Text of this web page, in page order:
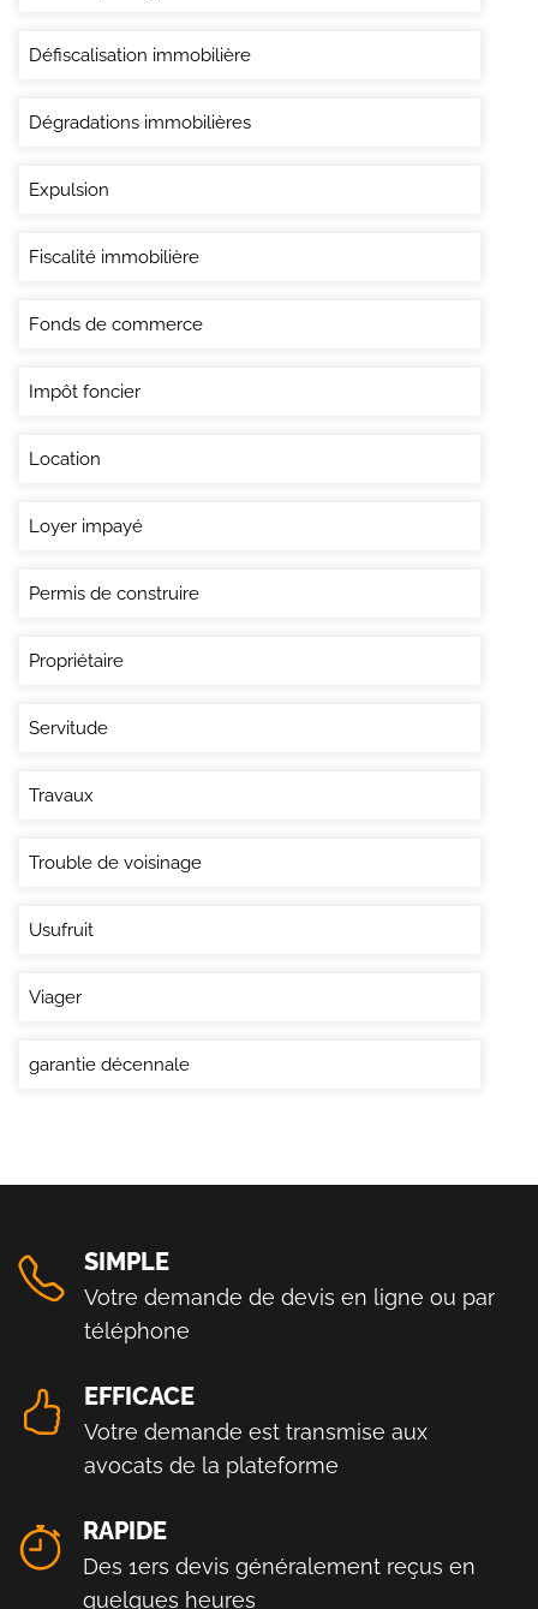
Défiscalisation immobilière
Dégradations immobilières
Expulsion
Fiscalité immobilière
Fonds de commerce
Impôt foncier
Location
Loyer impayé
Permis de construire
Propriétaire
Servitude
Travaux
Trouble de voisinage
Usufruit
Viager
garantie décennale
SIMPLE
Votre demande de devis en ligne ou par
téléphone
EFFICACE
Votre demande est transmise aux
avocats de la plateforme
RAPIDE
Des 1ers devis généralement reçus en
quelques heures